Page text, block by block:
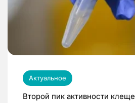
Актуальное
Второй пик активности